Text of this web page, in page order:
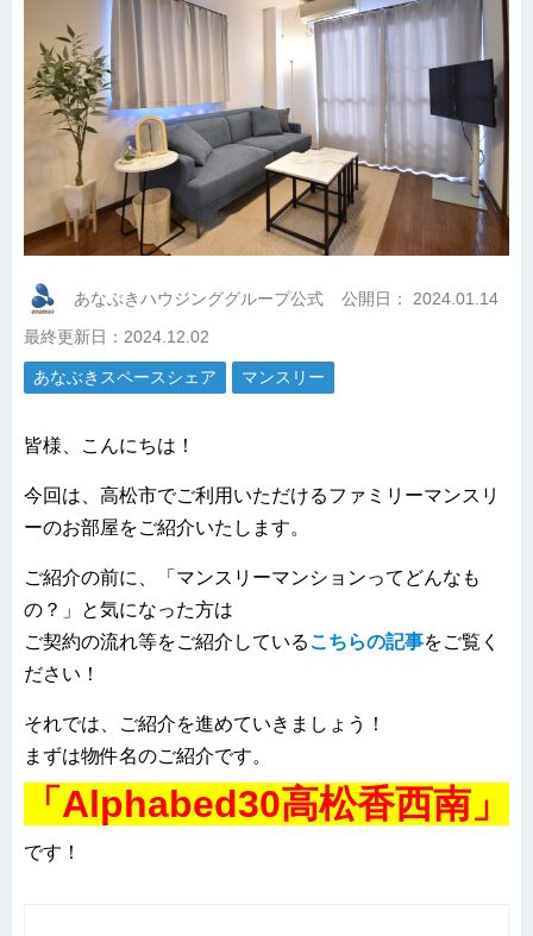
あなぶきハウジンググループ公式 公開日： 2024.01.14
最終更新日：2024.12.02
あなぶきスペースシェア マンスリー
皆様、こんにちは！
今回は、高松市でご利用いただけるファミリーマンスリ
ーのお部屋をご紹介いたします。
ご紹介の前に、「マンスリーマンションってどんなも
の？」と気になった方は
ご契約の流れ等をご紹介しているこちらの記事をご覧く
ださい！
それでは、ご紹介を進めていきましょう！
まずは物件名のご紹介です。
「Alphabed30高松香西南」
です！